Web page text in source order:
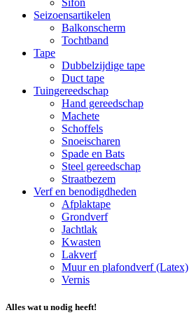
Sifon
Seizoensartikelen
Balkonscherm
Tochtband
Tape
Dubbelzijdige tape
Duct tape
Tuingereedschap
Hand gereedschap
Machete
Schoffels
Snoeischaren
Spade en Bats
Steel gereedschap
Straatbezem
Verf en benodigdheden
Afplaktape
Grondverf
Jachtlak
Kwasten
Lakverf
Muur en plafondverf (Latex)
Vernis
Alles wat u nodig heeft!